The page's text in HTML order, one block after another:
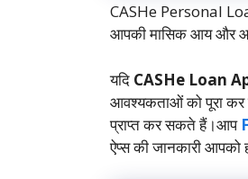
CASHe Personal
आपकी मासिक आय और
यदि CASHe Loan
आवश्यकताओं को पूरा कर
प्राप्त कर सकते हैं।आप
ऐप्स की जानकारी आपको